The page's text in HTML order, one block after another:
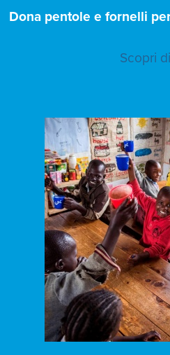
Dona pentole e fornelli
Scopri